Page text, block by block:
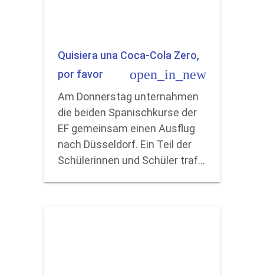
Quisiera una Coca-Cola Zero,
por favor
open_in_new
Am Donnerstag unternahmen
die beiden Spanischkurse der
EF gemeinsam einen Ausflug
nach Düsseldorf. Ein Teil der
Schülerinnen und Schüler traf…